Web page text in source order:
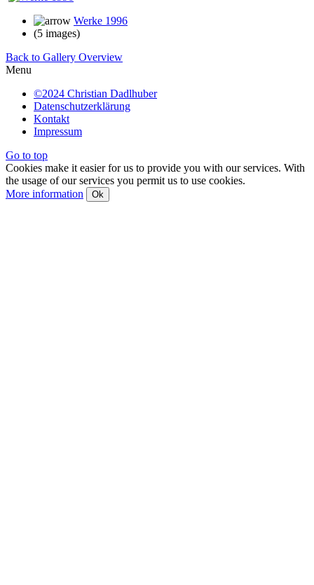
Werke 1996
(5 images)
Back to Gallery Overview
Menu
©2024 Christian Dadlhuber
Datenschutzerklärung
Kontakt
Impressum
Go to top
Cookies make it easier for us to provide you with our services. With
the usage of our services you permit us to use cookies.
More information
Ok